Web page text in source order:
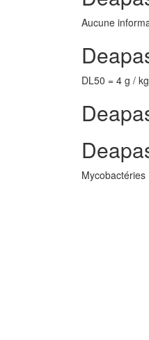
Aucune
DL50 = 4 g /
Mycobactéries